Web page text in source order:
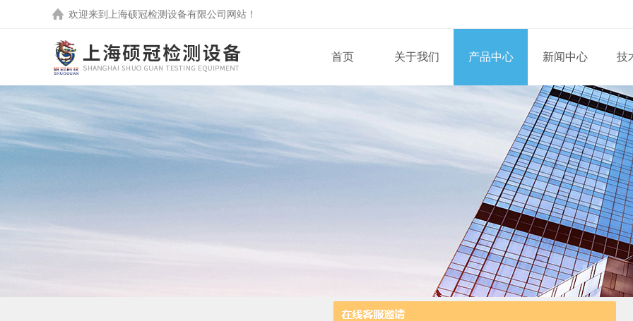
欢迎来到 上海硕冠检测设备有限公司 网站！
首页 关于我们 产品中心 新闻中心 技